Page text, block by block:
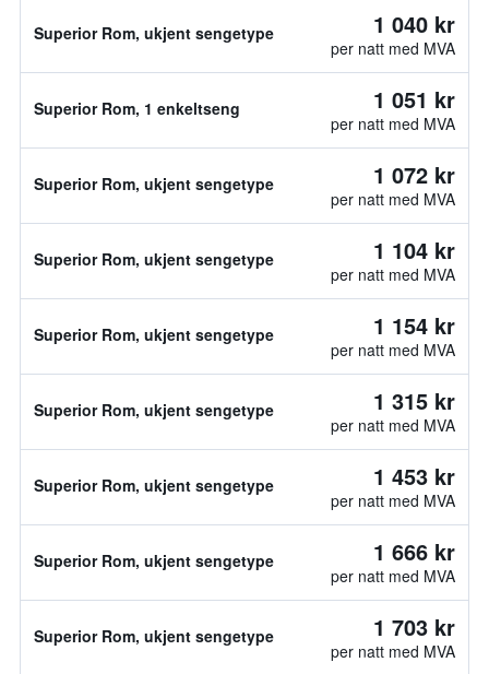
Superior Rom, ukjent sengetype 1 040 kr
per natt med MVA
Superior Rom, 1 enkeltseng 1 051 kr
per natt med MVA
Superior Rom, ukjent sengetype 1 072 kr
per natt med MVA
Superior Rom, ukjent sengetype 1 104 kr
per natt med MVA
Superior Rom, ukjent sengetype 1 154 kr
per natt med MVA
Superior Rom, ukjent sengetype 1 315 kr
per natt med MVA
Superior Rom, ukjent sengetype 1 453 kr
per natt med MVA
Superior Rom, ukjent sengetype 1 666 kr
per natt med MVA
Superior Rom, ukjent sengetype 1 703 kr
per natt med MVA